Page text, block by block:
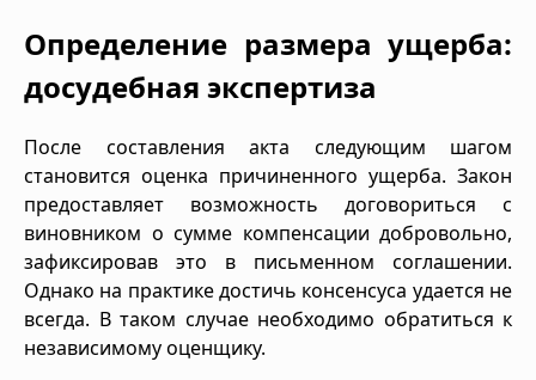
Определение размера ущерба:
досудебная экспертиза
После составления акта следующим шагом
становится оценка причиненного ущерба. Закон
предоставляет возможность договориться с
виновником о сумме компенсации добровольно,
зафиксировав это в письменном соглашении.
Однако на практике достичь консенсуса удается не
всегда. В таком случае необходимо обратиться к
независимому оценщику.